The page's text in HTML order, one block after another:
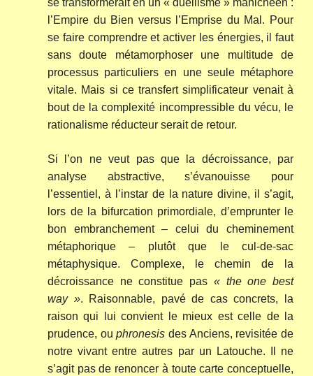
se transformerait en un « duellisme » manichéen :
l’Empire du Bien versus l’Emprise du Mal. Pour
se faire comprendre et activer les énergies, il faut
sans doute métamorphoser une multitude de
processus particuliers en une seule métaphore
vitale. Mais si ce transfert simplificateur venait à
bout de la complexité incompressible du vécu, le
rationalisme réducteur serait de retour.
Si l’on ne veut pas que la décroissance, par
analyse abstractive, s’évanouisse pour
l’essentiel, à l’instar de la nature divine, il s’agit,
lors de la bifurcation primordiale, d’emprunter le
bon embranchement – celui du cheminement
métaphorique – plutôt que le cul-de-sac
métaphysique. Complexe, le chemin de la
décroissance ne constitue pas « the one best
way ». Raisonnable, pavé de cas concrets, la
raison qui lui convient le mieux est celle de la
prudence, ouphronesis des Anciens, revisitée de
notre vivant entre autres par un Latouche. Il ne
s’agit pas de renoncer à toute carte conceptuelle,